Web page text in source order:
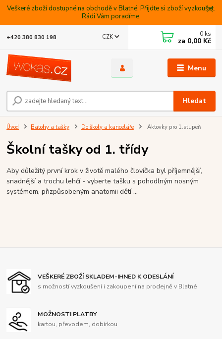
Veškeré zboží dostupné na obchodě v Blatné. Přijdte si zboží vyzkoušet.
Rádi Vám poradíme.
Menu
CZK
Hledat
+420 380 830 198 0 ks
za 0,00 Kč
Úvod Batohy a tašky Do školy a kanceláře Aktovky pro 1.stupeň
Školní tašky od 1. třídy
Aby důležitý první krok v životě malého človíčka byl příjemnější,
snadnější a trochu lehčí - vyberte tašku s pohodlným nosným
systémem, přizpůsobeným anatomii dětí ...
VEŠKERÉ ZBOŽÍ SKLADEM-IHNED K ODESLÁNÍ
s možností vyzkoušení i zakoupení na prodejně v Blatné
MOŽNOSTI PLATBY
kartou, převodem, dobírkou